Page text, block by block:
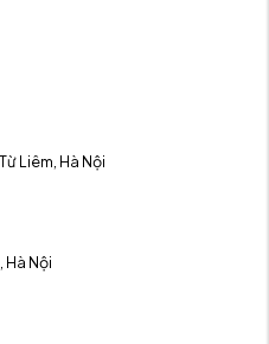
Liêm, Hà Nội
Hà Nội